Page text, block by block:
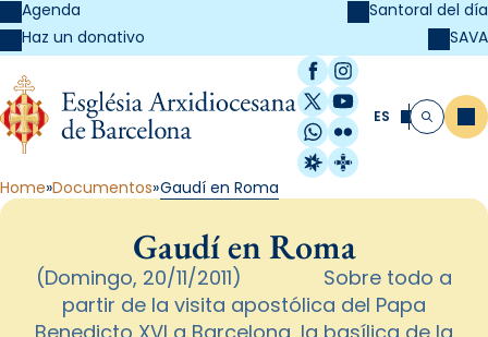
Agenda
Haz un donativo
Santoral del día
SAVA
Facebook
Instagram
X / Twitter
YouTube
WhatsApp
Flickr
Radio Estel
Catalunya
ES Buscar
Home Documentos Gaudí en Roma
Gaudí en Roma
(Domingo, 20/11/2011) Sobre todo a
partir de la visita apostólica del Papa